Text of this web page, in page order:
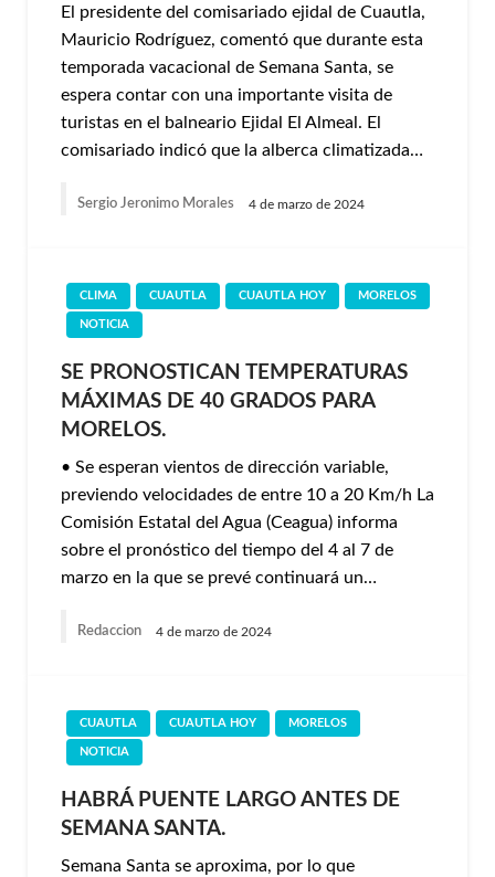
El presidente del comisariado ejidal de Cuautla,
Mauricio Rodríguez, comentó que durante esta
temporada vacacional de Semana Santa, se
espera contar con una importante visita de
turistas en el balneario Ejidal El Almeal. El
comisariado indicó que la alberca climatizada…
Sergio Jeronimo Morales 4 de marzo de 2024
CLIMA CUAUTLA CUAUTLA HOY MORELOS
NOTICIA
SE PRONOSTICAN TEMPERATURAS
MÁXIMAS DE 40 GRADOS PARA
MORELOS.
• Se esperan vientos de dirección variable,
previendo velocidades de entre 10 a 20 Km/h La
Comisión Estatal del Agua (Ceagua) informa
sobre el pronóstico del tiempo del 4 al 7 de
marzo en la que se prevé continuará un…
Redaccion 4 de marzo de 2024
CUAUTLA CUAUTLA HOY MORELOS
NOTICIA
HABRÁ PUENTE LARGO ANTES DE
SEMANA SANTA.
Semana Santa se aproxima, por lo que